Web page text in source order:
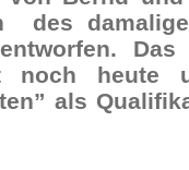
des
heute
als